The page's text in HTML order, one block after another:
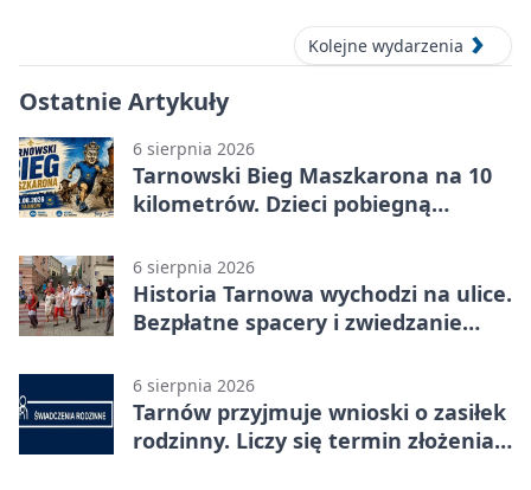
Kolejne wydarzenia
Ostatnie Artykuły
6 sierpnia 2026
Tarnowski Bieg Maszkarona na 10
kilometrów. Dzieci pobiegną
6 sierpnia 2026
Historia Tarnowa wychodzi na ulice.
Bezpłatne spacery i zwiedzanie
6 sierpnia 2026
Tarnów przyjmuje wnioski o zasiłek
rodzinny. Liczy się termin złożenia